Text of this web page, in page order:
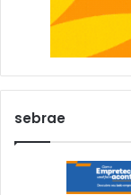
sebrae